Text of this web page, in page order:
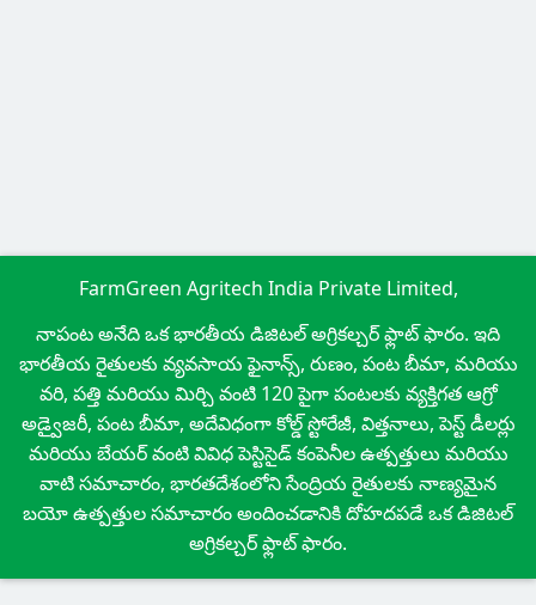
FarmGreen Agritech India Private Limited,
నాపంట అనేది ఒక భారతీయ డిజిటల్ అగ్రికల్చర్ ఫ్లాట్ ఫారం. ఇది
భారతీయ రైతులకు వ్యవసాయ ఫైనాన్స్, రుణం, పంట బీమా, మరియు
వరి, పత్తి మరియు మిర్చి వంటి 120 పైగా పంటలకు వ్యక్తిగత ఆగ్రో
అడ్వైజరీ, పంట బీమా, అదేవిధంగా కోల్డ్ స్టోరేజీ, విత్తనాలు, పెస్ట్ డీలర్లు
మరియు బేయర్ వంటి వివిధ పెస్టిసైడ్ కంపెనీల ఉత్పత్తులు మరియు
వాటి సమాచారం, భారతదేశంలోని సేంద్రియ రైతులకు నాణ్యమైన
బయో ఉత్పత్తుల సమాచారం అందించడానికి దోహదపడే ఒక డిజిటల్
అగ్రికల్చర్ ఫ్లాట్ ఫారం.